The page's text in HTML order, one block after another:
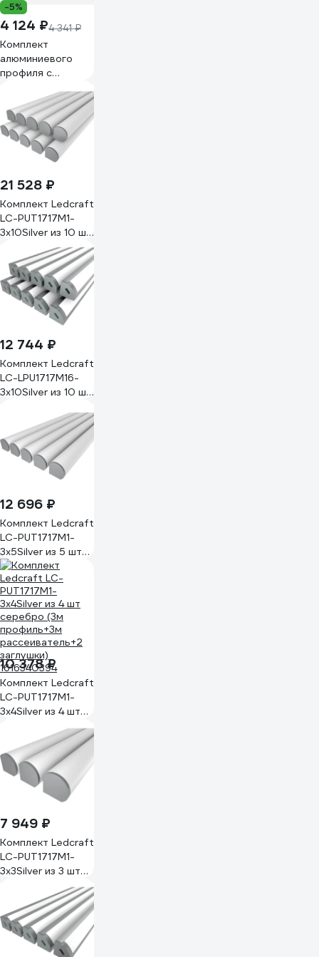
-5%
4 124 ₽4 341 ₽
Комплект
алюминиевого
профиля с
заглушками
LEDCRAFT LC-
LPU3030M40-3
1627000055
21 528 ₽
Комплект Ledcraft
LC-PUT1717M1-
3x10Silver из 10 шт
серебро (3м
профиль+3м
рассеиватель+2
заглушки)
1616340710
12 744 ₽
Комплект Ledcraft
LC-LPU1717M16-
3x10Silver из 10 шт
профиль+3м
рассеиватель+2
заглушки)
1616340660
12 696 ₽
Комплект Ledcraft
LC-PUT1717M1-
3x5Silver из 5 шт
серебро (3м
профиль+3м
рассеиватель+2
заглушки)
1616340552
10 378 ₽
Комплект Ledcraft
LC-PUT1717M1-
3x4Silver из 4 шт
профиль+3м
рассеиватель+2
заглушки)
1616340394
7 949 ₽
Комплект Ledcraft
LC-PUT1717M1-
3x3Silver из 3 шт
профиль+3м
рассеиватель+2
заглушки)
1616340236